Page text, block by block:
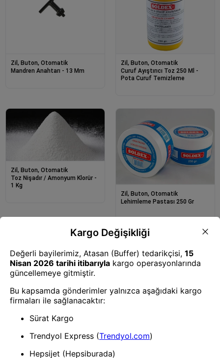
Zil, Buton, Otomatik
Mandren Anahtarı - 13 Mm
Zil, Buton, Otomatik
Curuf Ayıştırıcı Toz 250 Ml -
Pota Curuf Temizleme
Zil, Buton, Otomatik
Toz Nişadır / Amonyum Klorür -
1 Kg
Zil, Buton, Otomatik
Lehimleme Pastası 250 Gr
Lehimleme Pastası 100 Gr
Zil, Buton, Otomatik